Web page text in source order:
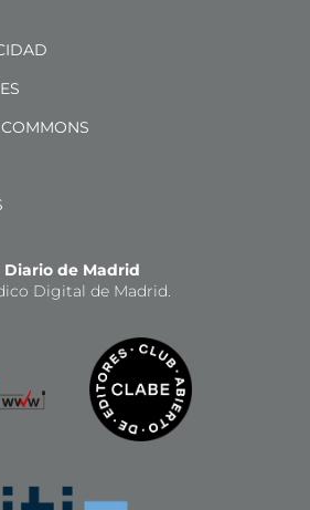
Diario de Madrid
Digital de Madrid.